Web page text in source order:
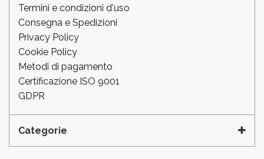
Termini e condizioni d'uso
Consegna e Spedizioni
Privacy Policy
Cookie Policy
Metodi di pagamento
Certificazione ISO 9001
GDPR
Categorie